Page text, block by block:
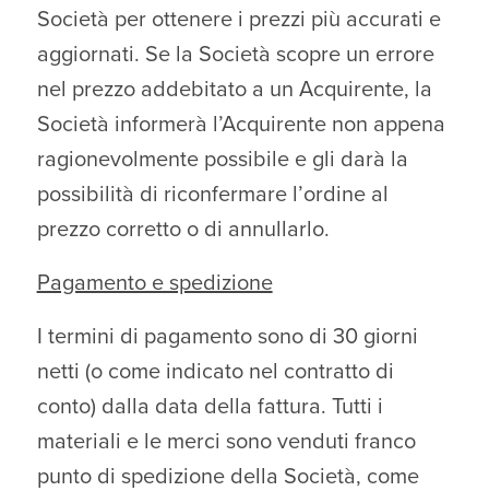
Società per ottenere i prezzi più accurati e
aggiornati. Se la Società scopre un errore
nel prezzo addebitato a un Acquirente, la
Società informerà l’Acquirente non appena
ragionevolmente possibile e gli darà la
possibilità di riconfermare l’ordine al
prezzo corretto o di annullarlo.
Pagamento e spedizione
I termini di pagamento sono di 30 giorni
netti (o come indicato nel contratto di
conto) dalla data della fattura. Tutti i
materiali e le merci sono venduti franco
punto di spedizione della Società, come